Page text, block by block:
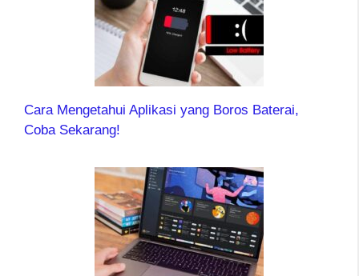
Cara Mengetahui Aplikasi yang Boros Baterai,
Coba Sekarang!